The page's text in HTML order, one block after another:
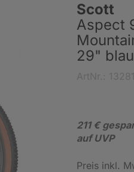
Scott
Aspect
29"
211 €
auf UVP
Preis inkl.